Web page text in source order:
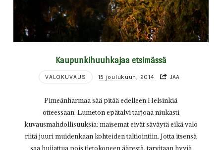
Kaupunkihuuhkajaa etsimässä
VALOKUVAUS 15 joulukuun, 2014 JAA
Pimeänharmaa sää pitää edelleen Helsinkiä
otteessaan. Lumeton epätalvi tarjoaa niukasti
kuvausmahdollisuuksia: maisemat eivät säväytä eikä valo
riitä juuri muidenkaan kohteiden taltiointiin. Jotta itsensä
saa huijattua pois tietokoneen äärestä, tarvitaan hyviä